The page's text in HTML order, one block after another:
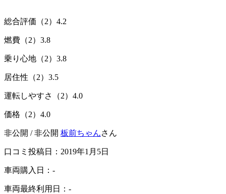
総合評価（2） 4.2
燃費（2） 3.8
乗り心地（2） 3.8
居住性（2） 3.5
運転しやすさ（2） 4.0
価格（2） 4.0
非公開 / 非公開 板前ちゃんさん
口コミ投稿日：2019年1月5日
車両購入日：-
車両最終利用日：-